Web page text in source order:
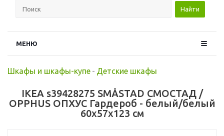
Найти
МЕНЮ
Шкафы и шкафы-купе - Детские шкафы
IKEA s39428275 SMÅSTAD СМОСТАД /
OPPHUS ОПХУС Гардероб - белый/белый
60x57x123 см